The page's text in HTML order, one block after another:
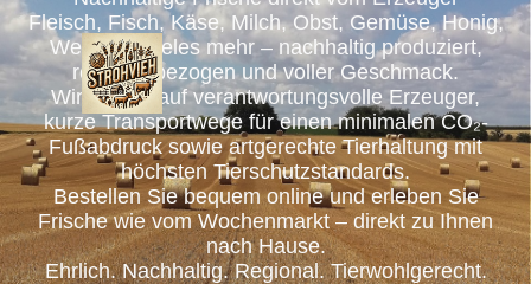
Fleisch, Fisch, Käse, Milch, Obst, Gemüse, Honig,
Wein und vieles mehr – nachhaltig produziert,
regional bezogen und voller Geschmack.
Wir setzen auf verantwortungsvolle Erzeuger,
kurze Transportwege für einen minimalen CO₂-
Fußabdruck sowie artgerechte Tierhaltung mit
höchsten Tierschutzstandards.
Bestellen Sie bequem online und erleben Sie
Frische wie vom Wochenmarkt – direkt zu Ihnen
nach Hause.
Ehrlich. Nachhaltig. Regional. Tierwohlgerecht.